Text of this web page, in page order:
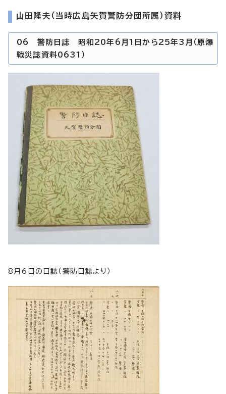
山田隆夫（当時広島矢賀警防分団所属）資料
06 警防日誌 昭和20年6月1日から25年3月（原爆
戦災誌資料0631）
8月6日の日誌（警防日誌より）